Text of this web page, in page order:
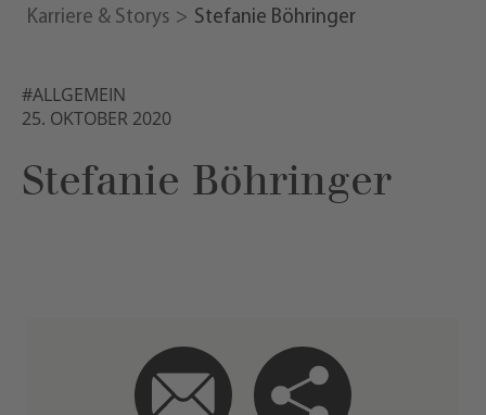
Karriere & Storys Stefanie Böhringer
#ALLGEMEIN
25. OKTOBER 2020
Stefanie Böhringer